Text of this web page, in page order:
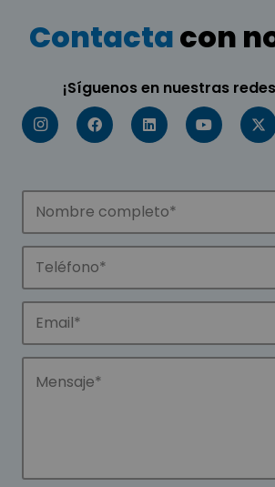
Contactacon
¡Síguenos en nuestras